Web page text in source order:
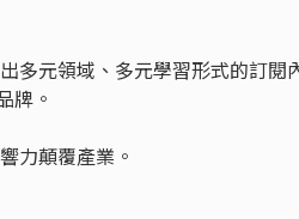
多元領域、多元學習形式的訂閱
牌。
力顛覆產業。